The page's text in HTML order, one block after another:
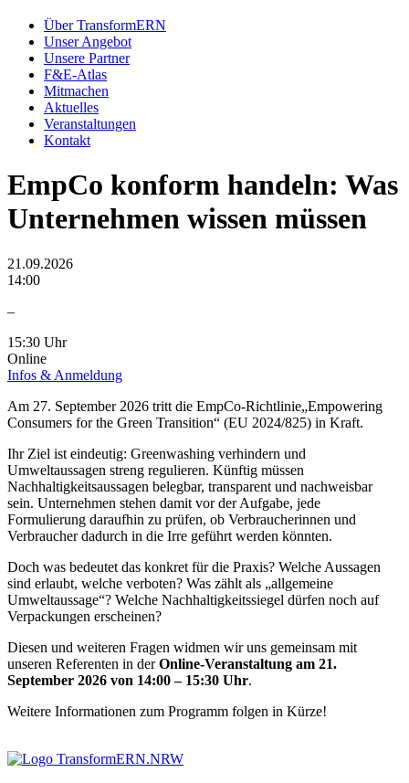
Über TransformERN
Unser Angebot
Unsere Partner
F&E-Atlas
Mitmachen
Aktuelles
Veranstaltungen
Kontakt
EmpCo konform handeln: Was
Unternehmen wissen müssen
21.09.2026
14:00
–
15:30 Uhr
Online
Infos & Anmeldung
Am 27. September 2026 tritt die EmpCo‑Richtlinie„Empowering
Consumers for the Green Transition“ (EU 2024/825) in Kraft.
Ihr Ziel ist eindeutig: Greenwashing verhindern und
Umweltaussagen streng regulieren. Künftig müssen
Nachhaltigkeitsaussagen belegbar, transparent und nachweisbar
sein. Unternehmen stehen damit vor der Aufgabe, jede
Formulierung daraufhin zu prüfen, ob Verbraucherinnen und
Verbraucher dadurch in die Irre geführt werden könnten.
Doch was bedeutet das konkret für die Praxis? Welche Aussagen
sind erlaubt, welche verboten? Was zählt als „allgemeine
Umweltaussage“? Welche Nachhaltigkeitssiegel dürfen noch auf
Verpackungen erscheinen?
Diesen und weiteren Fragen widmen wir uns gemeinsam mit
unseren Referenten in derOnline‑Veranstaltung am 21.
September 2026 von 14:00 – 15:30 Uhr.
Weitere Informationen zum Programm folgen in Kürze!